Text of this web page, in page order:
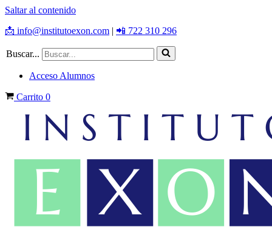
Saltar al contenido
📩 info@institutoexon.com | 📲 722 310 296
Buscar...
Acceso Alumnos
Carrito 0